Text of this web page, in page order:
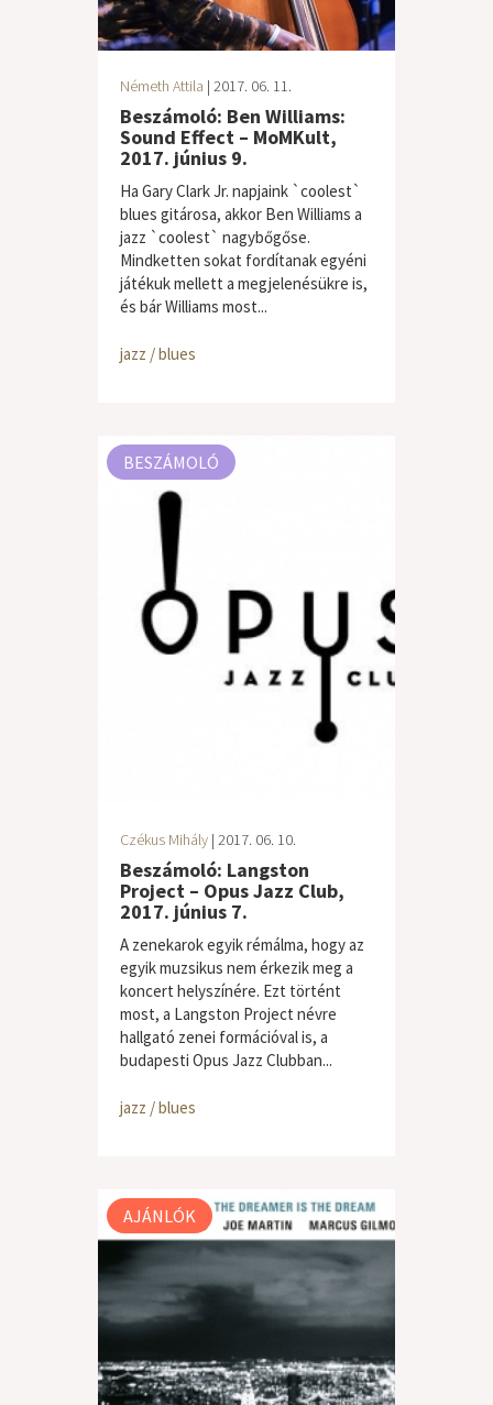
Németh Attila | 2017. 06. 11.
Beszámoló: Ben Williams:
Sound Effect – MoMKult,
2017. június 9.
Ha Gary Clark Jr. napjaink `coolest`
blues gitárosa, akkor Ben Williams a
jazz `coolest` nagybőgőse.
Mindketten sokat fordítanak egyéni
játékuk mellett a megjelenésükre is,
és bár Williams most...
jazz / blues
BESZÁMOLÓ
Czékus Mihály | 2017. 06. 10.
Beszámoló: Langston
Project – Opus Jazz Club,
2017. június 7.
A zenekarok egyik rémálma, hogy az
egyik muzsikus nem érkezik meg a
koncert helyszínére. Ezt történt
most, a Langston Project névre
hallgató zenei formációval is, a
budapesti Opus Jazz Clubban...
jazz / blues
AJÁNLÓK